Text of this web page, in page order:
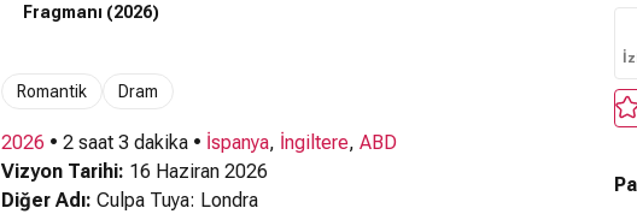
Fragmanı (2026)
Romantik Dram
2026 • 2 saat 3 dakika • İspanya, İngiltere, ABD
Vizyon Tarihi: 16 Haziran 2026
Diğer Adı: Culpa Tuya: Londra